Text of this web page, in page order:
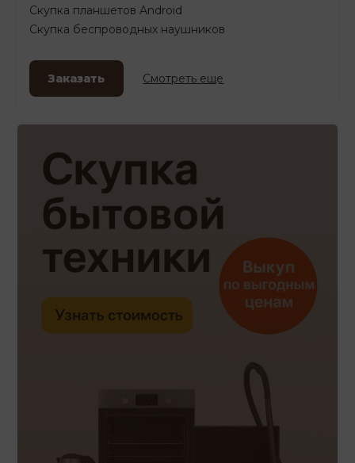
Скупка планшетов Android
Скупка беспроводных наушников
Заказать Смотреть еще